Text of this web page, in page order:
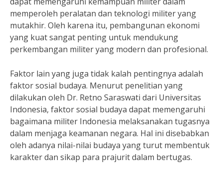
memperoleh peralatan dan teknologi militer yang
mutakhir. Oleh karena itu, pembangunan ekonomi
yang kuat sangat penting untuk mendukung
perkembangan militer yang modern dan profesional.
Faktor lain yang juga tidak kalah pentingnya adalah
faktor sosial budaya. Menurut penelitian yang
dilakukan oleh Dr. Retno Saraswati dari Universitas
Indonesia, faktor sosial budaya dapat memengaruhi
bagaimana militer Indonesia melaksanakan tugasnya
dalam menjaga keamanan negara. Hal ini disebabkan
oleh adanya nilai-nilai budaya yang turut membentuk
karakter dan sikap para prajurit dalam bertugas.